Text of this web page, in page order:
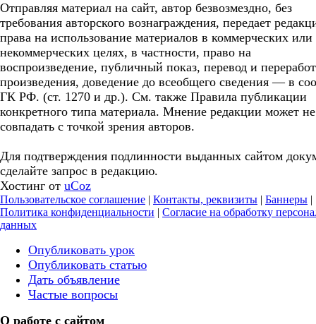
Отправляя материал на сайт, автор безвозмездно, без
требования авторского вознаграждения, передает
права на использование материалов в коммерческих или
некоммерческих целях, в частности, право на
воспроизведение, публичный показ, перевод и
произведения, доведение до всеобщего сведения — в
ГК РФ. (ст. 1270 и др.). См. также Правила публикации
конкретного типа материала. Мнение редакции может не
совпадать с точкой зрения авторов.
Для подтверждения подлинности выданных сайтом
сделайте запрос в редакцию.
Хостинг от uCoz
Пользовательское соглашение | Контакты, реквизиты | Баннеры |
Политика конфиденциальности | Согласие на обработку
данных
Опубликовать урок
Опубликовать статью
Дать объявление
Частые вопросы
О работе с сайтом